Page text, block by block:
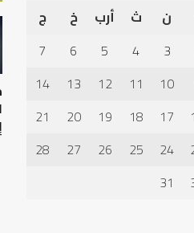
العبادات شخصية
أهم
أسباب
عدم
استجابة
الدعاء
أهم
ن ث أرب خ
ج
3
4
5
6
7
10
11
12
13
14
17
18
19
20
21
24
25
26
27
28
31